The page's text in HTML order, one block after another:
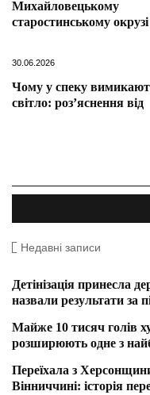
Михайловецькому
старостинському окрузі
30.06.2026
Чому у спеку
світло: роз’яснення від
Недавні записи
Детінізація принесла
назвали результати за
Майже 10 тисяч голів
розширюють одне з
Переїхала з
Вінниччині: історія